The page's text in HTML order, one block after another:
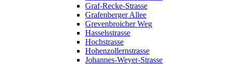
Graf-Recke-Strasse
Grafenberger Allee
Grevenbroicher Weg
Hasselsstrasse
Hochstrasse
Hohenzollernstrasse
Johannes-Weyer-Strasse